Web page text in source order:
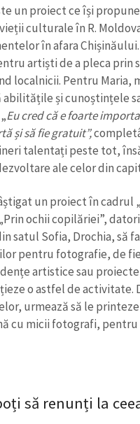
un proiect ce își propune
culturale în R.
în afara
artiști de a pleca prin
localnicii. Pentru Maria,
abilitățile și cunoștințele
Eu cred că e foarte
și să fie gratuit”,
talentați peste tot,
ale celor din
un proiect în cadrul
ochii copilăriei”,
satul Sofia, Drochia, să
pentru fotografie, de
artistice sau
o astfel de activitate.
urmează să le printeze
cu micii fotografi, pentru
să renunți la
titlu